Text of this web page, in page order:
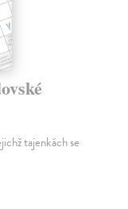
tajenkách se